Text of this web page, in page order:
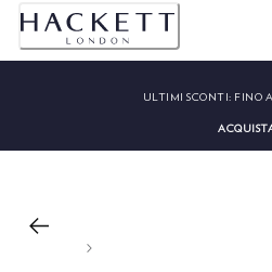
ULTIMI SCONTI: FINO